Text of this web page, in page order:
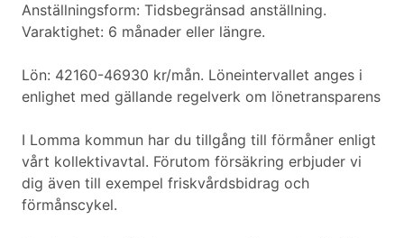
Anställningsform: Tidsbegränsad anställning.
Varaktighet: 6 månader eller längre.
Lön: 42160-46930 kr/mån. Löneintervallet anges i
enlighet med gällande regelverk om lönetransparens
I Lomma kommun har du tillgång till förmåner enligt
vårt kollektivavtal. Förutom försäkring erbjuder vi
dig även till exempel friskvårdsbidrag och
förmånscykel.